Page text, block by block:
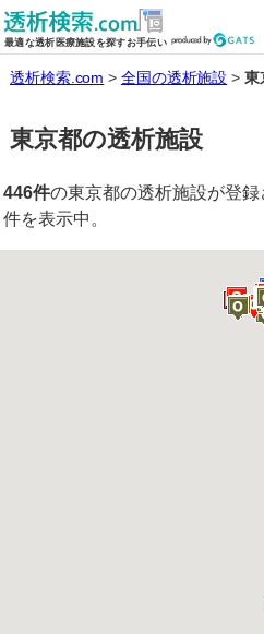
最適な透析医療施設を探すお手伝い
全国の透析施
透析検索.com 全国の透析施設 東
東京都の透析施設
446件の東京都の透析施設が登
件を表示中。